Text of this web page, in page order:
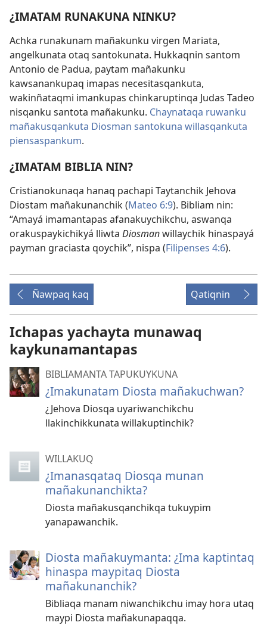
¿IMATAM RUNAKUNA NINKU?
Achka runakunam mañakunku virgen Mariata,
angelkunata otaq santokunata. Hukkaqnin santom
Antonio de Padua, paytam mañakunku
kawsanankupaq imapas necesitasqankuta,
wakinñataqmi imankupas chinkaruptinqa Judas Tadeo
nisqanku santota mañakunku. Chaynataqa ruwanku
mañakusqankuta Diosman santokuna willasqankuta
piensaspankum.
¿IMATAM BIBLIA NIN?
Cristianokunaqa hanaq pachapi Taytanchik Jehova
Diostam mañakunanchik (Mateo 6:9). Bibliam nin:
“Amayá imamantapas afanakuychikchu, aswanqa
orakuspaykichikyá lliwta Diosmanwillaychik hinaspayá
payman graciasta qoychik”, nispa (Filipenses 4:6).
Ñawpaq kaq Qatiqnin
Ichapas yachayta munawaq
kaykunamantapas
BIBLIAMANTA TAPUKUYKUNA
¿Imakunatam Diosta mañakuchwan?
¿Jehova Diosqa uyariwanchikchu
llakinchikkunata willakuptinchik?
WILLAKUQ
¿Imanasqataq Diosqa munan
mañakunanchikta?
Diosta mañakusqanchikqa tukuypim
yanapawanchik.
Diosta mañakuymanta: ¿Ima kaptintaq
hinaspa maypitaq Diosta
mañakunanchik?
Bibliaqa manam niwanchikchu imay hora utaq
maypi Diosta mañakunapaqqa.